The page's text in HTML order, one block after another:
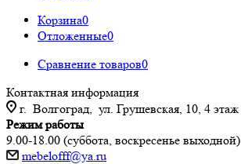
Корзина0
Отложенные0
Сравнение товаров0
Контактная информация
г. Волгоград, ул. Грушевская, 10, 4 этаж
Режим работы
9.00-18.00 (суббота, воскресенье выходной)
mebelofff@ya.ru